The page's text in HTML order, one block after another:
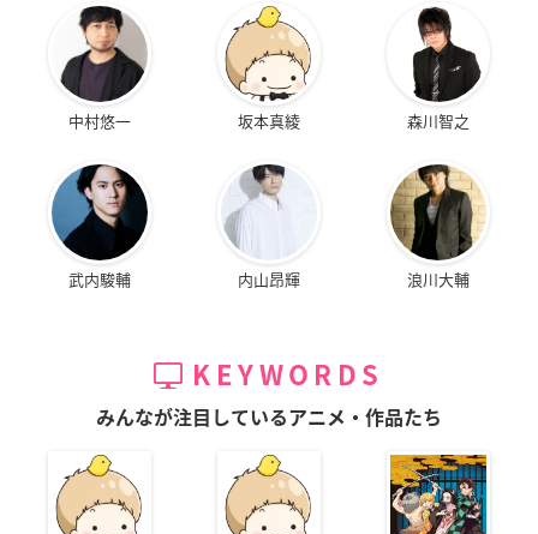
中村悠一 坂本真綾 森川智之
武内駿輔 内山昂輝 浪川大輔
KEYWORDS
みんなが注目しているアニメ・作品たち